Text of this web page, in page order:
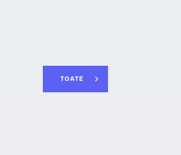
TOATE